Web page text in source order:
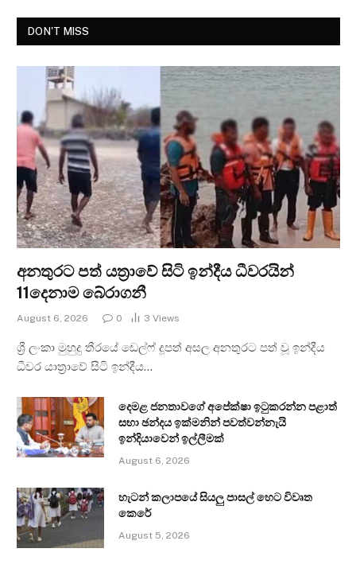
DON'T MISS
අනතුරට පත් යත්‍රාවේ සිටි ඉන්දීය ධීවරයින්
11දෙනාම බේරාගනී
August 6, 2026 0 3 Views
ශ්‍රී ලංකා මුහුදු තීරයේ ඩෙල්ෆ් දූපත් අසල අනතුරට පත් වූ ඉන්දීය
ධීවර යාත්‍රාවේ සිටි ඉන්දීය…
දෙමළ ජනතාවගේ අපේක්ෂා ඉටුකරන්න පළාත්
සභා ඡන්දය ඉක්මනින් පවත්වන්නැයි
ඉන්දියාවෙන් ඉල්ලීමක්
August 6, 2026
හැටන් කලාපයේ සියලු පාසල් හෙට විවෘත
කෙරේ
August 5, 2026